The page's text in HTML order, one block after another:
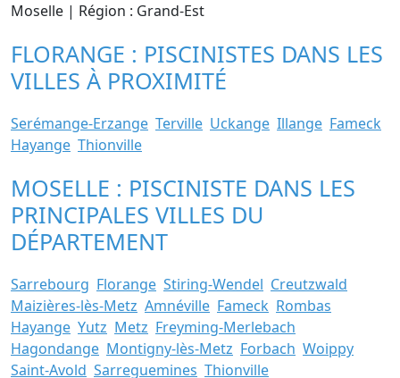
Moselle | Région : Grand-Est
FLORANGE : PISCINISTES DANS LES
VILLES À PROXIMITÉ
Serémange-Erzange Terville Uckange Illange Fameck
Hayange Thionville
MOSELLE : PISCINISTE DANS LES
PRINCIPALES VILLES DU
DÉPARTEMENT
Sarrebourg Florange Stiring-Wendel Creutzwald
Maizières-lès-Metz Amnéville Fameck Rombas
Hayange Yutz Metz Freyming-Merlebach
Hagondange Montigny-lès-Metz Forbach Woippy
Saint-Avold Sarreguemines Thionville